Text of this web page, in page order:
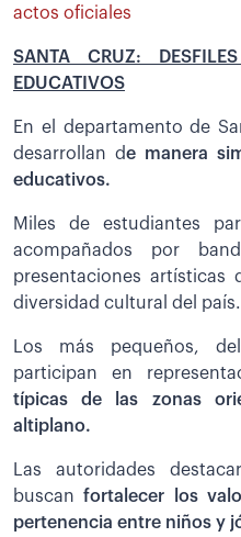
actos oficiales
SANTA CRUZ:
EDUCATIVOS
En el departamento de
desarrollan de manera
educativos.
Miles de estudiantes
acompañados por
presentaciones
diversidad cultural del país.
Los más pequeños,
participan en
típicas de las zonas
altiplano.
Las autoridades
buscanfortalecer los
pertenencia entre niños y